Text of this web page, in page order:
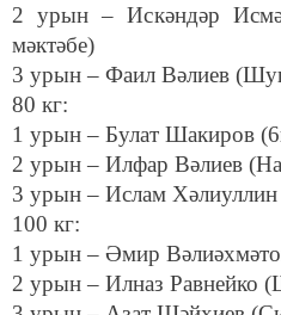
2 урын – Искәндәр
мәктәбе)
3 урын – Фаил Вәлиев
80 кг:
1 урын – Булат Шакиров
2 урын – Илфар Вәлиев
3 урын – Ислам
100 кг:
1 урын – Әмир
2 урын – Илназ Равнейко